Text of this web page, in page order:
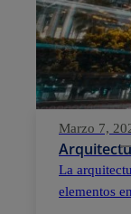
Marzo 7,
La
elementos